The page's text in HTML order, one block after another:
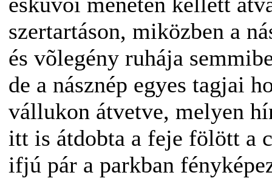
szertartáson, miközben a
és võlegény ruhája
de a násznép egyes tagjai
vállukon átvetve, melyen
itt is átdobta a feje fölött a
ifjú pár a parkban